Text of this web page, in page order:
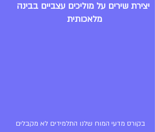
יצירת שירים על מוליכים עצביים בבינה
מלאכותית
בקורס מדעי המוח שלנו התלמידים לא מקבלים